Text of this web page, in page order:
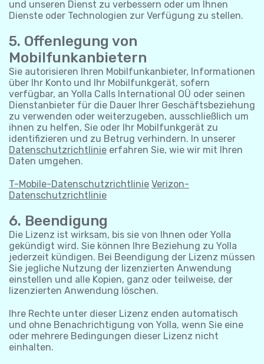
und unseren Dienst zu verbessern oder um Ihnen
Dienste oder Technologien zur Verfügung zu stellen.
5. Offenlegung von
Mobilfunkanbietern
Sie autorisieren Ihren Mobilfunkanbieter, Informationen
über Ihr Konto und Ihr Mobilfunkgerät, sofern
verfügbar, an Yolla Calls International OÜ oder seinen
Dienstanbieter für die Dauer Ihrer Geschäftsbeziehung
zu verwenden oder weiterzugeben, ausschließlich um
ihnen zu helfen, Sie oder Ihr Mobilfunkgerät zu
identifizieren und zu Betrug verhindern. In unserer
Datenschutzrichtlinie erfahren Sie, wie wir mit Ihren
Daten umgehen.
T-Mobile-Datenschutzrichtlinie Verizon-
Datenschutzrichtlinie
6. Beendigung
Die Lizenz ist wirksam, bis sie von Ihnen oder Yolla
gekündigt wird. Sie können Ihre Beziehung zu Yolla
jederzeit kündigen. Bei Beendigung der Lizenz müssen
Sie jegliche Nutzung der lizenzierten Anwendung
einstellen und alle Kopien, ganz oder teilweise, der
lizenzierten Anwendung löschen.
Ihre Rechte unter dieser Lizenz enden automatisch
und ohne Benachrichtigung von Yolla, wenn Sie eine
oder mehrere Bedingungen dieser Lizenz nicht
einhalten.